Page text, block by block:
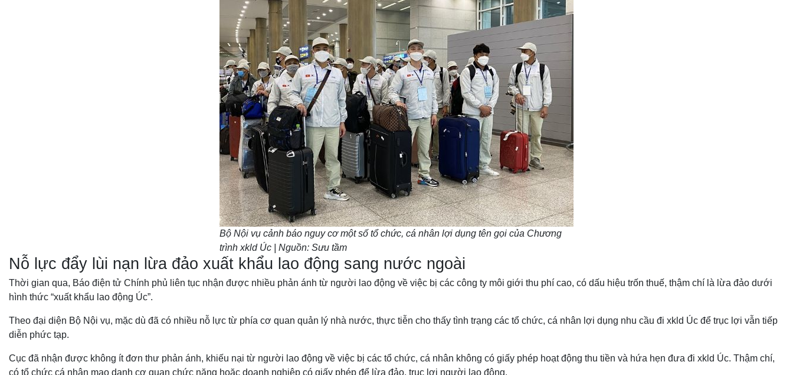
Bộ Nội vụ cảnh báo nguy cơ một số tổ chức, cá nhân lợi dụng tên gọi của Chương
trình xkld Úc | Nguồn: Sưu tầm
Nỗ lực đẩy lùi nạn lừa đảo xuất khẩu lao động sang nước ngoài
Thời gian qua, Báo điện tử Chính phủ liên tục nhận được nhiều phản ánh từ người lao động về việc bị các công ty môi giới thu phí cao, có dấu hiệu trốn thuế, thậm chí là lừa đảo dưới
hình thức “xuất khẩu lao động Úc”.
Theo đại diện Bộ Nội vụ, mặc dù đã có nhiều nỗ lực từ phía cơ quan quản lý nhà nước, thực tiễn cho thấy tình trạng các tổ chức, cá nhân lợi dụng nhu cầu đi xkld Úc để trục lợi vẫn tiếp
diễn phức tạp.
Cục đã nhận được không ít đơn thư phản ánh, khiếu nại từ người lao động về việc bị các tổ chức, cá nhân không có giấy phép hoạt động thu tiền và hứa hẹn đưa đi xkld Úc. Thậm chí,
có tổ chức cá nhân mạo danh cơ quan chức năng hoặc doanh nghiệp có giấy phép để lừa đảo, trục lợi người lao động.